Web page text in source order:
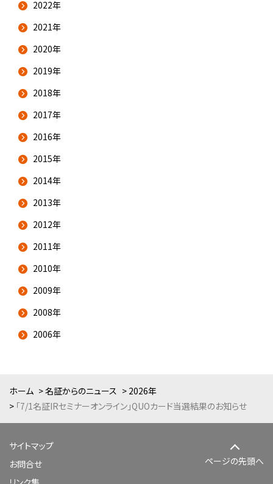
ホーム 名証からのニュース
2026年
「7/1名証IRセミナーオンライン」QUOカード当選結果のお知らせ
2022年
2021年
2020年
2019年
2018年
2017年
2016年
2015年
2014年
2013年
2012年
2011年
2010年
2009年
2008年
2006年
サイトマップ
お問合せ
ページの先頭へ